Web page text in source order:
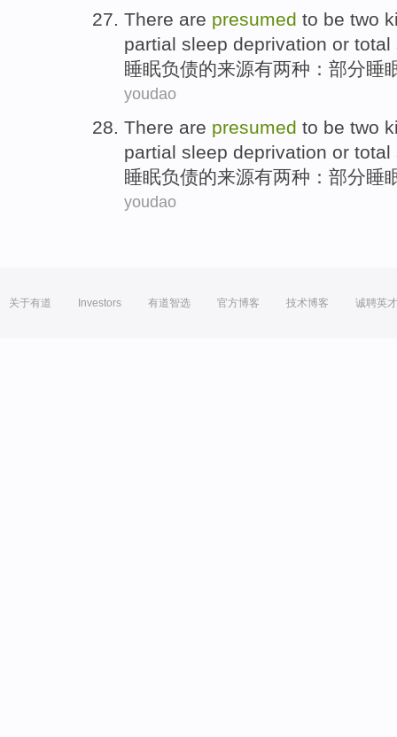
There are presumed to be two
partial sleep deprivation or total
睡眠负债的来源有两种 ： 部分睡
youdao
There are presumed to be two
partial sleep deprivation or total
睡眠负债的来源有两种 ： 部分睡
youdao
关于有道 Investors 有道智选 官方博客 技术博客 诚聘英才